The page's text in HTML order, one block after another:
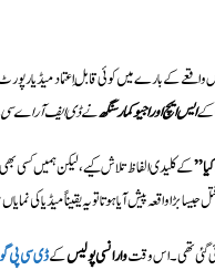
کے بارے میں کوئی قابلِ اعتماد میڈیا
کےایس ایچ او راجیو کمار سنگھنے ڈی ایف آر اے سی
کے کلیدی الفاظ تلاش کیے، لیکن ہمیں کسی بھی
وارانسی پولیسکےڈی سی پی